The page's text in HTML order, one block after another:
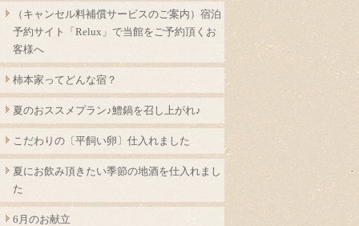
（キャンセル料補償サービスのご案内）宿泊
予約サイト「Relux」で当館をご予約頂くお
客様へ
柿本家ってどんな宿？
夏のおススメプラン♪鱧鍋を召し上がれ♪
こだわりの〔平飼い卵〕仕入れました
夏にお飲み頂きたい季節の地酒を仕入れまし
た
6月のお献立